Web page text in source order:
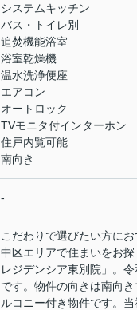
システムキッチン
バス・トイレ別
追焚機能浴室
浴室乾燥機
温水洗浄便座
エアコン
オートロック
TVモニタ付インターホン
住戸内覧可能
南向き
-
こだわりで選びたい方に
中区エリアで住まいをお
レジデンシア東別院」。
です。物件の向きは南向
ルコニー付き物件です。